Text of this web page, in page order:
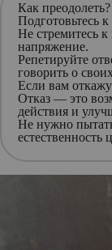
Как преодолеть?
Подготовьтесь к
Не стремитесь к
напряжение.
Репетируйте
говорить о
Если вам
Отказ — это
действия и
Не нужно
естественность